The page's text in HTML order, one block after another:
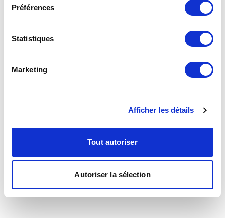
Préférences
Statistiques
Marketing
Afficher les détails
Tout autoriser
Autoriser la sélection